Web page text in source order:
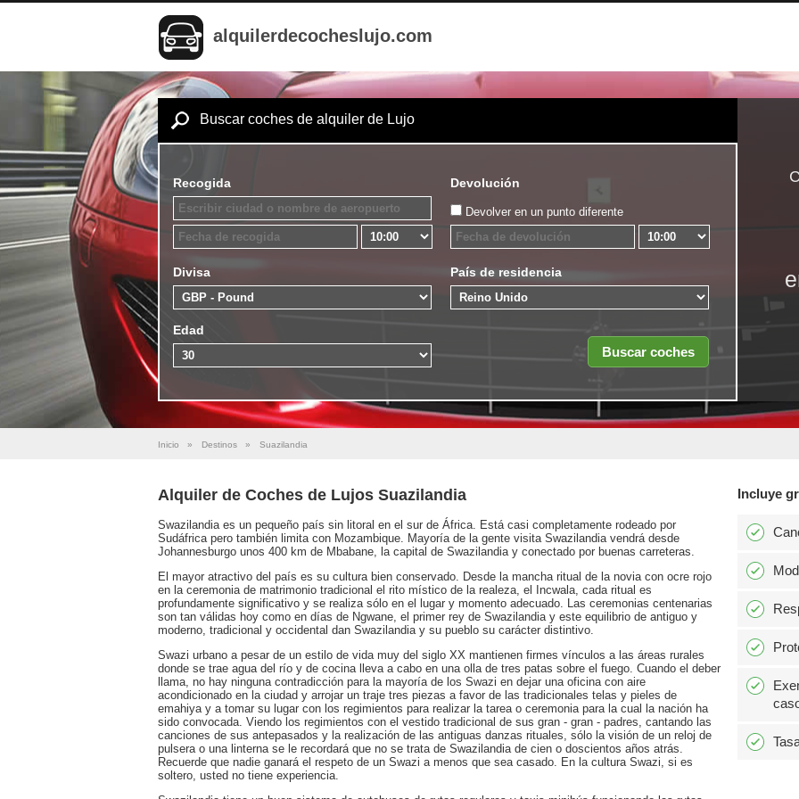
alquilerdecocheslujo.com
Buscar coches de alquiler de Lujo
Recogida Devolución
Devolver en un punto diferente
Divisa País de residencia
Edad
Inicio » Destinos » Suazilandia
Alquiler de Coches de Lujos Suazilandia
Swazilandia es un pequeño país sin litoral en el sur de África. Está casi completamente rodeado por
Sudáfrica pero también limita con Mozambique. Mayoría de la gente visita Swazilandia vendrá desde
Johannesburgo unos 400 km de Mbabane, la capital de Swazilandia y conectado por buenas carreteras.
El mayor atractivo del país es su cultura bien conservado. Desde la mancha ritual de la novia con ocre rojo
en la ceremonia de matrimonio tradicional el rito místico de la realeza, el Incwala, cada ritual es
profundamente significativo y se realiza sólo en el lugar y momento adecuado. Las ceremonias centenarias
son tan válidas hoy como en días de Ngwane, el primer rey de Swazilandia y este equilibrio de antiguo y
moderno, tradicional y occidental dan Swazilandia y su pueblo su carácter distintivo.
Swazi urbano a pesar de un estilo de vida muy del siglo XX mantienen firmes vínculos a las áreas rurales
donde se trae agua del río y de cocina lleva a cabo en una olla de tres patas sobre el fuego. Cuando el deber
llama, no hay ninguna contradicción para la mayoría de los Swazi en dejar una oficina con aire
acondicionado en la ciudad y arrojar un traje tres piezas a favor de las tradicionales telas y pieles de
emahiya y a tomar su lugar con los regimientos para realizar la tarea o ceremonia para la cual la nación ha
sido convocada. Viendo los regimientos con el vestido tradicional de sus gran - gran - padres, cantando las
canciones de sus antepasados y la realización de las antiguas danzas rituales, sólo la visión de un reloj de
pulsera o una linterna se le recordará que no se trata de Swazilandia de cien o doscientos años atrás.
Recuerde que nadie ganará el respeto de un Swazi a menos que sea casado. En la cultura Swazi, si es
soltero, usted no tiene experiencia.
Incluye